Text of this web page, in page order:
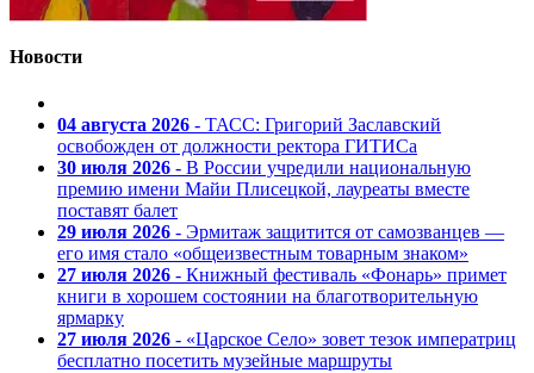
Новости
04 августа 2026 - ТАСС: Григорий Заславский
освобожден от должности ректора ГИТИСа
30 июля 2026 - В России учредили национальную
премию имени Майи Плисецкой, лауреаты вместе
поставят балет
29 июля 2026 - Эрмитаж защитится от самозванцев —
его имя стало «общеизвестным товарным знаком»
27 июля 2026 - Книжный фестиваль «Фонарь» примет
книги в хорошем состоянии на благотворительную
ярмарку
27 июля 2026 - «Царское Село» зовет тезок императриц
бесплатно посетить музейные маршруты